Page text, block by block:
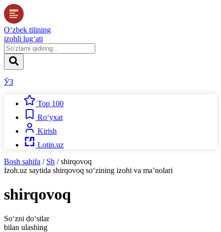
O‘zbek tilining
izohli lug‘ati
ЎЗ
Top 100
Ro‘yxat
Kirish
Lotin.uz
Bosh sahifa / Sh / shirqovoq
Izoh.uz saytida shirqovoq so‘zining izohi va ma’nolari
shirqovoq
So‘zni do‘stlar
bilan ulashing